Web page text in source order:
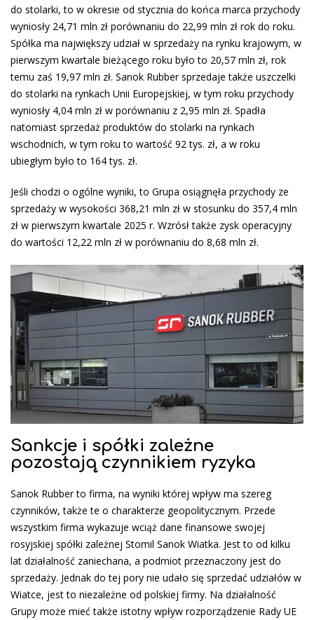
do stolarki, to w okresie od stycznia do końca marca przychody
wyniosły 24,71 mln zł porównaniu do 22,99 mln zł rok do roku.
Spółka ma największy udział w sprzedaży na rynku krajowym, w
pierwszym kwartale bieżącego roku było to 20,57 mln zł, rok
temu zaś 19,97 mln zł. Sanok Rubber sprzedaje także uszczelki
do stolarki na rynkach Unii Europejskiej, w tym roku przychody
wyniosły 4,04 mln zł w porównaniu z 2,95 mln zł. Spadła
natomiast sprzedaż produktów do stolarki na rynkach
wschodnich, w tym roku to wartość 92 tys. zł, a w roku
ubiegłym było to 164 tys. zł.
Jeśli chodzi o ogólne wyniki, to Grupa osiągnęła przychody ze
sprzedaży w wysokości 368,21 mln zł w stosunku do 357,4 mln
zł w pierwszym kwartale 2025 r. Wzrósł także zysk operacyjny
do wartości 12,22 mln zł w porównaniu do 8,68 mln zł.
Sankcje i spółki zależne
pozostają czynnikiem ryzyka
Sanok Rubber to firma, na wyniki której wpływ ma szereg
czynników, także te o charakterze geopolitycznym. Przede
wszystkim firma wykazuje wciąż dane finansowe swojej
rosyjskiej spółki zależnej Stomil Sanok Wiatka. Jest to od kilku
lat działalność zaniechana, a podmiot przeznaczony jest do
sprzedaży. Jednak do tej pory nie udało się sprzedać udziałów w
Wiatce, jest to niezależne od polskiej firmy. Na działalność
Grupy może mieć także istotny wpływ rozporządzenie Rady UE